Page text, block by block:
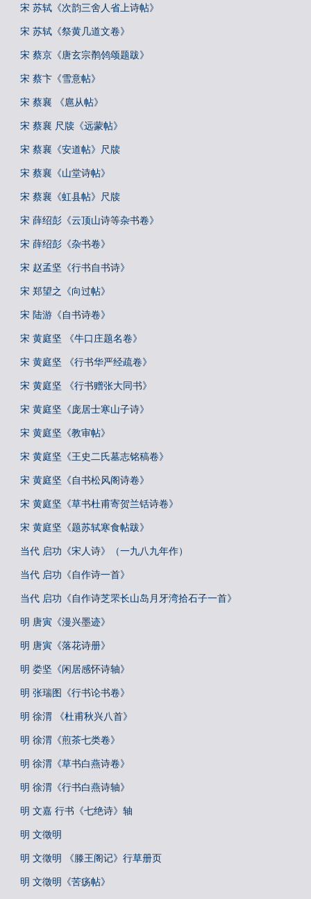
宋 苏轼《次韵三舍人省上诗帖》
宋 苏轼《祭黄几道文卷》
宋 蔡京《唐玄宗鹡鸰颂题跋》
宋 蔡卞《雪意帖》
宋 蔡襄 《扈从帖》
宋 蔡襄 尺牍《远蒙帖》
宋 蔡襄《安道帖》尺牍
宋 蔡襄《山堂诗帖》
宋 蔡襄《虹县帖》尺牍
宋 薛绍彭《云顶山诗等杂书卷》
宋 薛绍彭《杂书卷》
宋 赵孟坚《行书自书诗》
宋 郑望之《向过帖》
宋 陆游《自书诗卷》
宋 黄庭坚 《牛口庄题名卷》
宋 黄庭坚 《行书华严经疏卷》
宋 黄庭坚 《行书赠张大同书》
宋 黄庭坚《庞居士寒山子诗》
宋 黄庭坚《教审帖》
宋 黄庭坚《王史二氏墓志铭稿卷》
宋 黄庭坚《自书松风阁诗卷》
宋 黄庭坚《草书杜甫寄贺兰铦诗卷》
宋 黄庭坚《题苏轼寒食帖跋》
当代 启功《宋人诗》（一九八九年作）
当代 启功《自作诗一首》
当代 启功《自作诗芝罘长山岛月牙湾拾石子一首》
明 唐寅《漫兴墨迹》
明 唐寅《落花诗册》
明 娄坚《闲居感怀诗轴》
明 张瑞图《行书论书卷》
明 徐渭 《杜甫秋兴八首》
明 徐渭《煎茶七类卷》
明 徐渭《草书白燕诗卷》
明 徐渭《行书白燕诗轴》
明 文嘉 行书《七绝诗》轴
明 文徵明
明 文徵明 《滕王阁记》行草册页
明 文徵明《苦疡帖》